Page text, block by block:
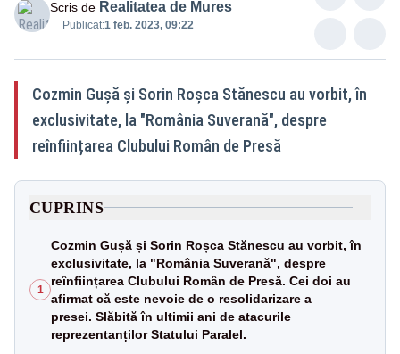
Scris de Realitatea de Mures
Publicat:1 feb. 2023, 09:22
Cozmin Gușă și Sorin Roșca Stănescu au vorbit, în
exclusivitate, la "România Suverană", despre
reînființarea Clubului Român de Presă
CUPRINS
1
Cozmin Gușă și Sorin Roșca Stănescu au vorbit, în
exclusivitate, la "România Suverană", despre
reînființarea Clubului Român de Presă. Cei doi au
afirmat că este nevoie de o resolidarizare a
presei. Slăbită în ultimii ani de atacurile
reprezentanților Statului Paralel.